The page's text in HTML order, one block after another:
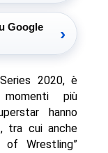
Google
›
2020, è
più
hanno
tra cui anche
Wrestling”